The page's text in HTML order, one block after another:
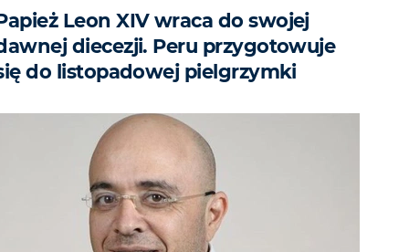
Leon XIV wraca do swojej
diecezji. Peru przygotowuje
do listopadowej pielgrzymki